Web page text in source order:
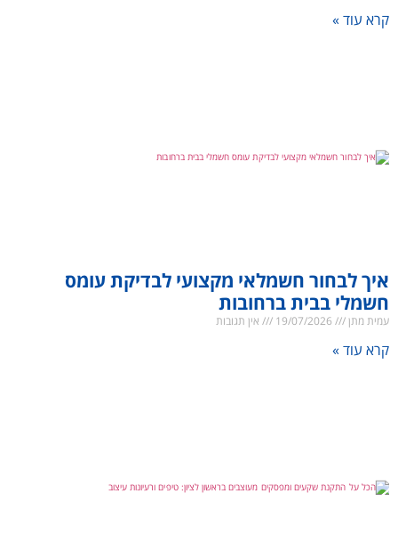
קרא עוד »
איך לבחור חשמלאי מקצועי לבדיקת עומס
חשמלי בבית ברחובות
עמית מתן אין תגובות
קרא עוד »